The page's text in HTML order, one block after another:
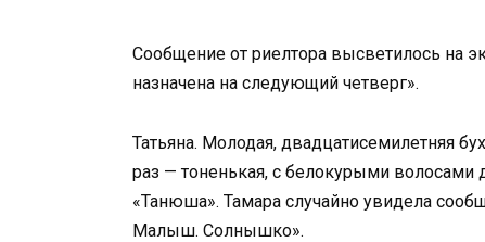
Сообщение от риелтора высветилось на
назначена на следующий четверг».
Татьяна. Молодая, двадцатисемилетняя
раз — тоненькая, с белокурыми
«Танюша». Тамара случайно увидела
Малыш. Солнышко».